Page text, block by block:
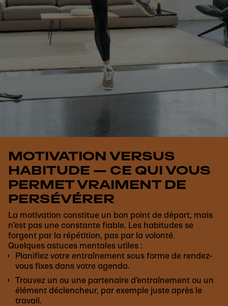
MOTIVATION VERSUS
HABITUDE — CE QUI VOUS
PERMET VRAIMENT DE
PERSÉVÉRER
La motivation constitue un bon point de départ, mais
n’est pas une constante fiable. Les habitudes se
forgent par la répétition, pas par la volonté.
Quelques astuces mentales utiles :
Planifiez votre entraînement sous forme de rendez-
vous fixes dans votre agenda.
Trouvez un ou une partenaire d’entraînement ou un
élément déclencheur, par exemple juste après le
travail.